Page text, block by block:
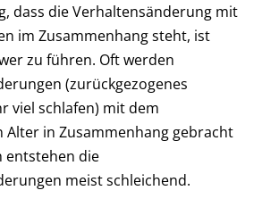
dass die Verhaltensänderung mit
im Zusammenhang steht, ist
zu führen. Oft werden
(zurückgezogenes
viel schlafen) mit dem
Alter in Zusammenhang gebracht
entstehen die
meist schleichend.